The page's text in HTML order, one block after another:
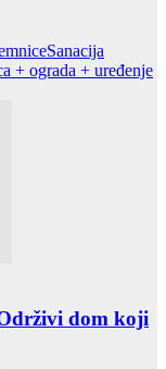
Sanacija
+ ograda + uređenje
dom koji